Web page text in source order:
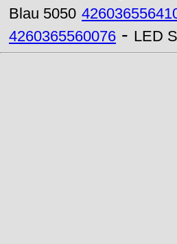
Blau 5050
4260365560076 - LED